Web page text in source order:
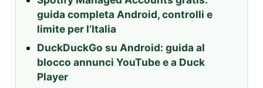
guida completa Android, controlli e
limite per l’Italia
DuckDuckGo su Android: guida al
blocco annunci YouTube e a Duck
Player